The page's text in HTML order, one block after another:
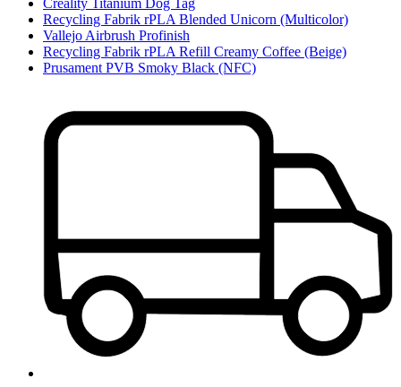
Creality Titanium Dog Tag
Recycling Fabrik rPLA Blended Unicorn (Multicolor)
Vallejo Airbrush Profinish
Recycling Fabrik rPLA Refill Creamy Coffee (Beige)
Prusament PVB Smoky Black (NFC)